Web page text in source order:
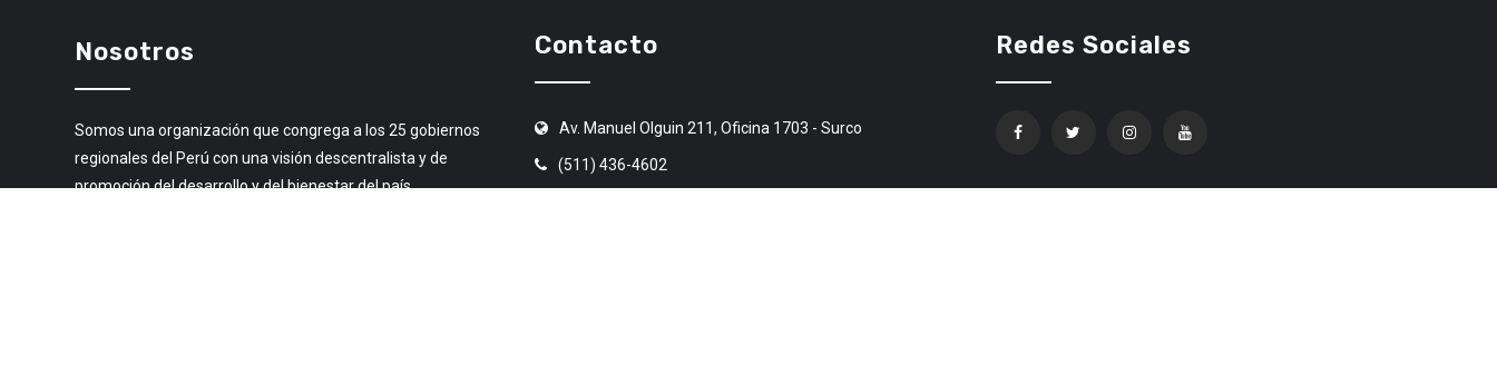
Nosotros
Somos una organización que congrega a los 25 gobiernos
regionales del Perú con una visión descentralista y de
promoción del desarrollo y del bienestar del país.
Contacto
Av. Manuel Olguin 211, Oficina 1703 - Surco
(511) 436-4602
Redes Sociales